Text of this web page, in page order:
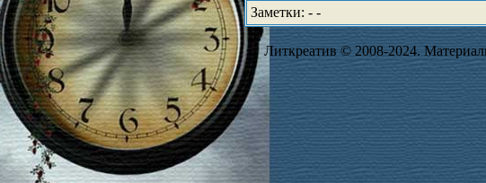
Заметки: - -
Литкреатив © 2008-2024.